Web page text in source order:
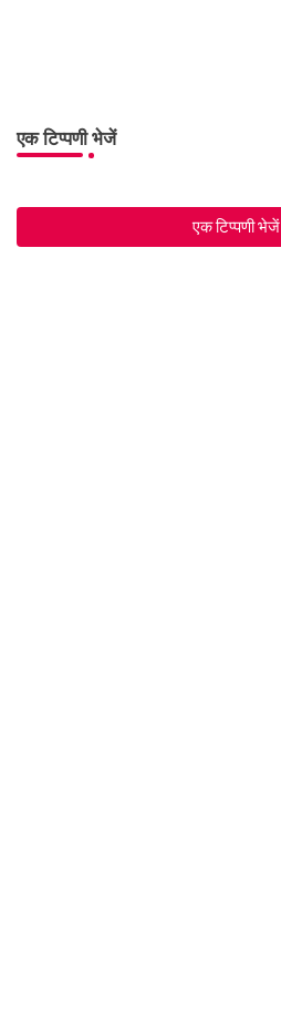
एक टिप्पणी भेजें
एक टिप्पणी